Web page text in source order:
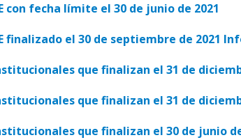
con fecha límite el 30 de junio de 2021
finalizado el 30 de septiembre de 2021
que finalizan el 31 de
que finalizan el 31 de
que finalizan el 30 de junio